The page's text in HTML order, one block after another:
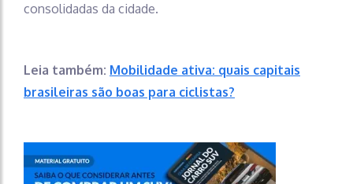
consolidadas da cidade.
Leia também: Mobilidade ativa: quais capitais
brasileiras são boas para ciclistas?